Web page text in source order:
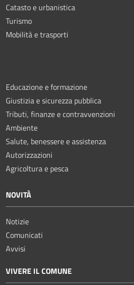
Catasto e urbanistica
Turismo
Mobilità e trasporti
Educazione e formazione
Giustizia e sicurezza pubblica
Tributi, finanze e contravvenzioni
Ambiente
Salute, benessere e assistenza
Autorizzazioni
Agricoltura e pesca
NOVITÀ
Notizie
Comunicati
Avvisi
VIVERE IL COMUNE